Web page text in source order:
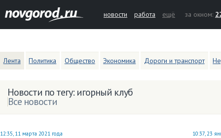
новости работа ещё за окном:
Лента Политика Общество Экономика Дороги и транспорт
Новости по тегу: игорный клуб
Все новости
12:35, 11 марта 2021 года 10:37, 23